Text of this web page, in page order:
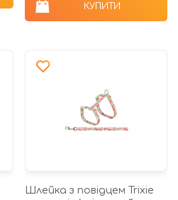
КУПИТИ
Шлейка з повідцем Trixie